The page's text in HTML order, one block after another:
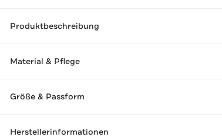
Produktbeschreibung
Material & Pflege
Größe & Passform
Herstellerinformationen